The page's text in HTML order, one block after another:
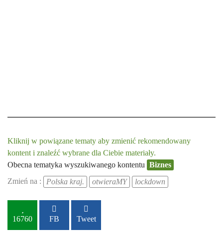
Kliknij w powiązane tematy aby zmienić rekomendowany
kontent i znaleźć wybrane dla Ciebie materiały.
Obecna tematyka wyszukiwanego kontentu Biznes
Zmień na :
Polska kraj. otwieraMY lockdown
16760 FB Tweet